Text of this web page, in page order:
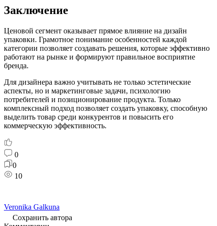
Заключение
Ценовой сегмент оказывает прямое влияние на дизайн
упаковки. Грамотное понимание особенностей каждой
категории позволяет создавать решения, которые эффективно
работают на рынке и формируют правильное восприятие
бренда.
Для дизайнера важно учитывать не только эстетические
аспекты, но и маркетинговые задачи, психологию
потребителей и позиционирование продукта. Только
комплексный подход позволяет создать упаковку, способную
выделить товар среди конкурентов и повысить его
коммерческую эффективность.
0
0
10
Veronika Galkuna
Сохранить автора